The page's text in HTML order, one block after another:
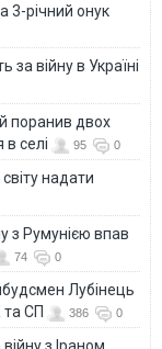
3-річний онук
за війну в Україні
поранив двох
в селі
95 0
надати
з Румунією впав
74 0
Лубінець
та СП
386 0